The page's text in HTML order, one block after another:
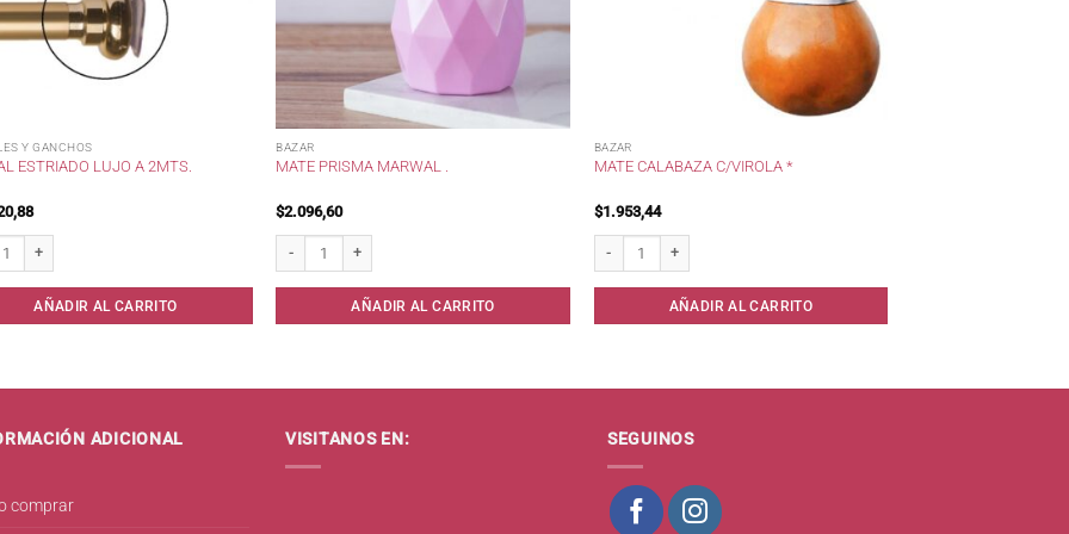
Y GANCHOS
ESTRIADO LUJO A 2MTS.
AÑADIR AL CARRITO
BAZAR
MATE PRISMA MARWAL .
$2.096,60
AÑADIR AL CARRITO
BAZAR
MATE CALABAZA C/VIROLA *
$1.953,44
AÑADIR AL CARRITO
ADICIONAL
comprar
VISITANOS EN: SEGUINOS